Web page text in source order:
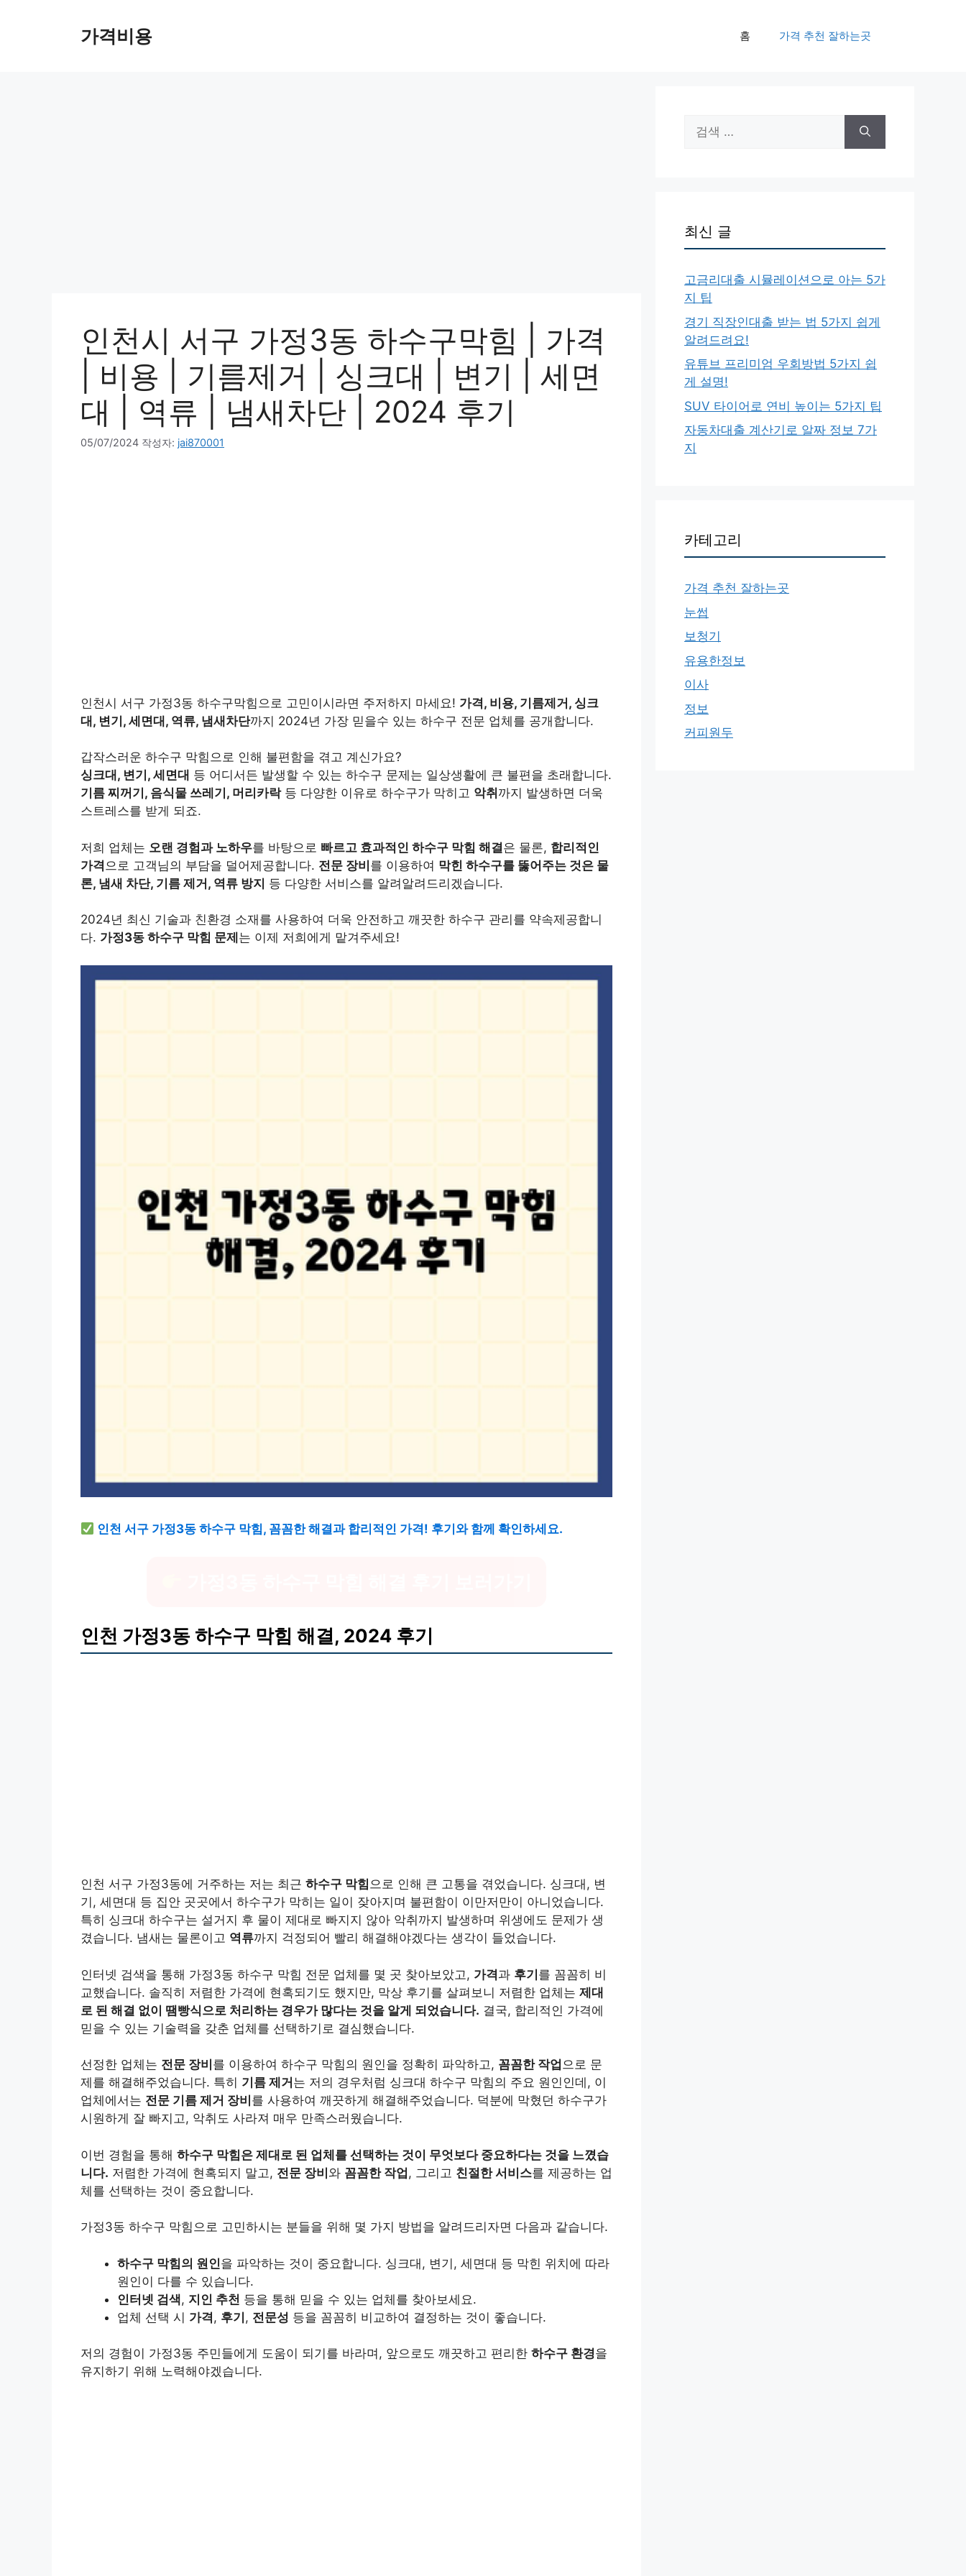
가격비용 홈 가격 추천 잘하는곳
인천시 서구 가정3동 하수구막힘 | 가격
| 비용 | 기름제거 | 싱크대 | 변기 | 세면
대 | 역류 | 냄새차단 | 2024 후기
05/07/2024 작성자: jai870001
인천시 서구 가정3동 하수구막힘으로 고민이시라면 주저하지 마세요! 가격, 비용, 기름제거, 싱크
대, 변기, 세면대, 역류, 냄새차단까지 2024년 가장 믿을수 있는 하수구 전문 업체를 공개합니다.
갑작스러운 하수구 막힘으로 인해 불편함을 겪고 계신가요?
싱크대, 변기, 세면대 등 어디서든 발생할 수 있는 하수구 문제는 일상생활에 큰 불편을 초래합니다.
기름 찌꺼기, 음식물 쓰레기, 머리카락등 다양한 이유로 하수구가 막히고 악취 까지 발생하면 더욱
스트레스를 받게 되죠.
저희 업체는 오랜 경험과 노하우를 바탕으로 빠르고 효과적인 하수구 막힘 해결은 물론, 합리적인
가격 으로 고객님의 부담을 덜어제공합니다. 전문 장비를 이용하여 막힌 하수구를 뚫어주는 것은 물
론, 냄새 차단, 기름 제거, 역류 방지 등 다양한 서비스를 알려알려드리겠습니다.
2024년 최신 기술과 친환경 소재를 사용하여 더욱 안전하고 깨끗한 하수구 관리를 약속제공합니
다. 가정3동 하수구 막힘 문제 는 이제 저희에게 맡겨주세요!
인천 서구 가정3동 하수구 막힘, 꼼꼼한 해결과 합리적인 가격! 후기와 함께 확인하세요.
인천 가정3동 하수구 막힘 해결, 2024 후기
인천 서구 가정3동에 거주하는 저는 최근 하수구 막힘으로 인해 큰 고통을 겪었습니다. 싱크대, 변
기, 세면대 등 집안 곳곳에서 하수구가 막히는 일이 잦아지며 불편함이 이만저만이 아니었습니다.
특히 싱크대 하수구는 설거지 후 물이 제대로 빠지지 않아 악취까지 발생하며 위생에도 문제가 생
겼습니다. 냄새는 물론이고 역류까지 걱정되어 빨리 해결해야겠다는 생각이 들었습니다.
인터넷 검색을 통해 가정3동 하수구 막힘 전문 업체를 몇 곳 찾아보았고, 가격과 후기를 꼼꼼히 비
교했습니다. 솔직히 저렴한 가격에 현혹되기도 했지만, 막상 후기를 살펴보니 저렴한 업체는 제대
로 된 해결 없이 땜빵식으로 처리하는 경우가 많다는 것을 알게 되었습니다. 결국, 합리적인 가격에
믿을 수 있는 기술력을 갖춘 업체를 선택하기로 결심했습니다.
선정한 업체는 전문 장비 를 이용하여 하수구 막힘의 원인을 정확히 파악하고, 꼼꼼한 작업 으로 문
제를 해결해주었습니다. 특히 기름 제거 는 저의 경우처럼 싱크대 하수구 막힘의 주요 원인인데, 이
업체에서는 전문 기름 제거 장비 를 사용하여 깨끗하게 해결해주었습니다. 덕분에 막혔던 하수구가
시원하게 잘 빠지고, 악취도 사라져 매우 만족스러웠습니다.
이번 경험을 통해 하수구 막힘은 제대로 된 업체를 선택하는 것이 무엇보다 중요하다는 것을 느꼈습
니다. 저렴한 가격에 현혹되지 말고, 전문 장비와 꼼꼼한 작업, 그리고 친절한 서비스를 제공하는 업
체를 선택하는 것이 중요합니다.
가정3동 하수구 막힘으로 고민하시는 분들을 위해 몇 가지 방법을 알려드리자면 다음과 같습니다.
하수구 막힘의 원인을 파악하는 것이 중요합니다. 싱크대, 변기, 세면대 등 막힌 위치에 따라
원인이 다를 수 있습니다.
인터넷 검색, 지인 추천 등을 통해 믿을 수 있는 업체를 찾아보세요.
업체 선택 시 가격, 후기, 전문성 등을 꼼꼼히 비교하여 결정하는 것이 좋습니다.
저의 경험이 가정3동 주민들에게 도움이 되기를 바라며, 앞으로도 깨끗하고 편리한 하수구 환경을
유지하기 위해 노력해야겠습니다.
색:
최신 글
고금리대출 시뮬레이션으로 아는 5가
지 팁
경기 직장인대출 받는 법 5가지 쉽게
알려드려요!
유튜브 프리미엄 우회방법 5가지 쉽
게 설명!
SUV 타이어로 연비 높이는 5가지 팁
자동차대출 계산기로 알짜 정보 7가
지
카테고리
가격 추천 잘하는곳
눈썹
보청기
유용한정보
이사
정보
커피원두